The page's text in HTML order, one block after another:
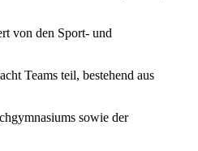
von den Sport- und
Teams teil, bestehend aus
sowie der